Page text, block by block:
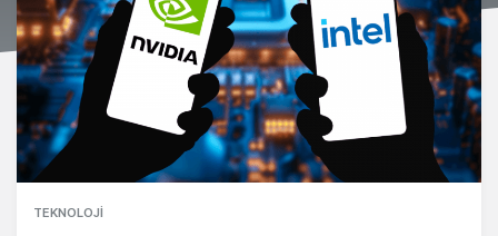
TEKNOLOJI